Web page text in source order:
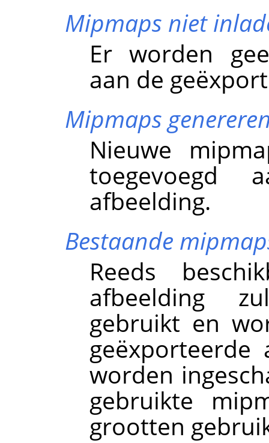
Mipmaps niet
Er worden
aan de
Mipmaps
Nieuwe
toegevoegd
afbeelding.
Bestaande
Reeds
afbeelding
gebruikt en
geëxporteerde
worden
gebruikte
grootten